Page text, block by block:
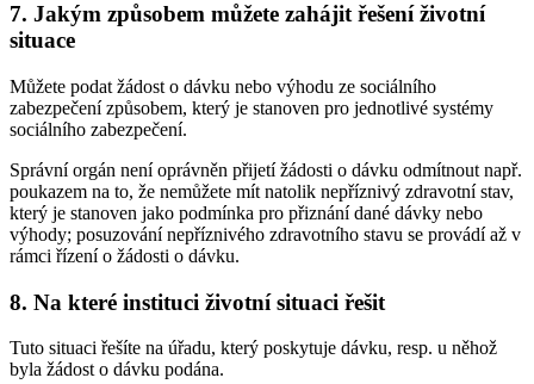
7. Jakým způsobem můžete zahájit řešení životní
situace
Můžete podat žádost o dávku nebo výhodu ze sociálního
zabezpečení způsobem, který je stanoven pro jednotlivé systémy
sociálního zabezpečení.
Správní orgán není oprávněn přijetí žádosti o dávku odmítnout např.
poukazem na to, že nemůžete mít natolik nepříznivý zdravotní stav,
který je stanoven jako podmínka pro přiznání dané dávky nebo
výhody; posuzování nepříznivého zdravotního stavu se provádí až v
rámci řízení o žádosti o dávku.
8. Na které instituci životní situaci řešit
Tuto situaci řešíte na úřadu, který poskytuje dávku, resp. u něhož
byla žádost o dávku podána.